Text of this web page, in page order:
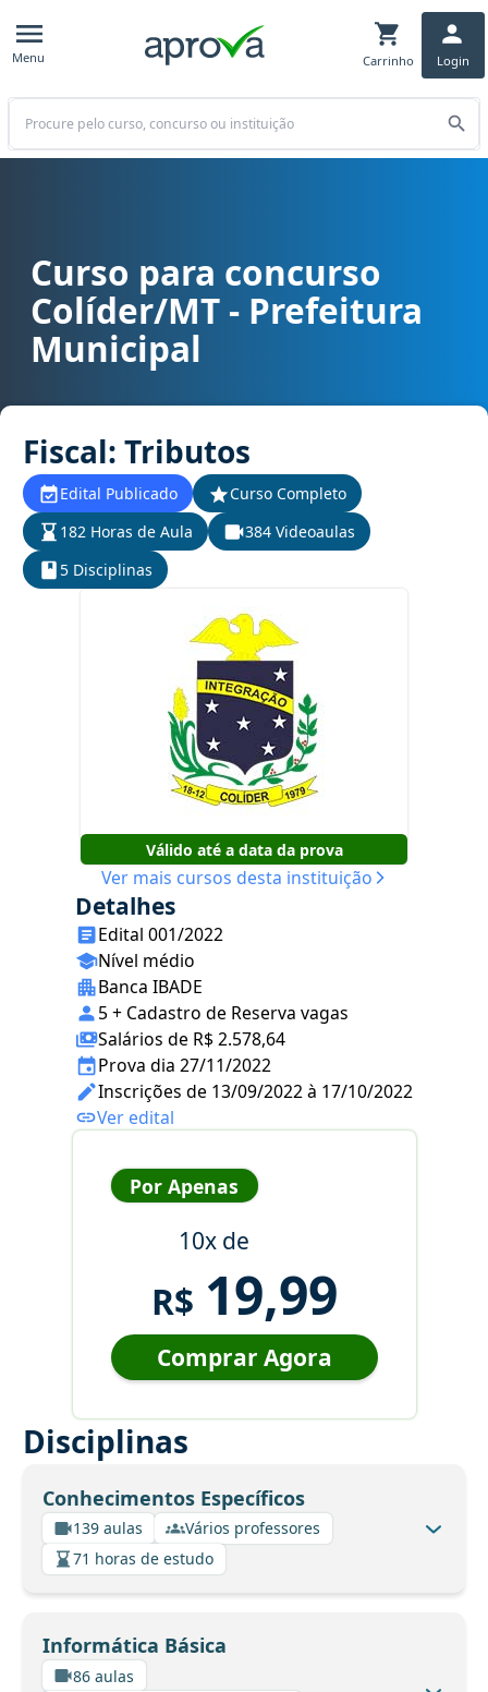
Menu Carrinho Login
Buscar
Curso para concurso Colíder/MT - Prefeitura Municipal cargo
Curso para concurso
Colíder/MT - Prefeitura
Municipal
Fiscal: Tributos
Edital Publicado
Curso Completo
182 Horas de Aula
384 Videoaulas
5 Disciplinas
Válido até a data da prova
Ver mais cursos desta instituição
Detalhes
Edital 001/2022
Nível médio
Banca IBADE
5 + Cadastro de Reserva vagas
Salários de R$ 2.578,64
Prova dia 27/11/2022
Inscrições de 13/09/2022 à 17/10/2022
Ver edital
Por Apenas
10x de
R$ 19,99
Comprar Agora
Disciplinas
Conhecimentos Específicos
139 aulas
Vários professores
71 horas de estudo
Informática Básica
86 aulas